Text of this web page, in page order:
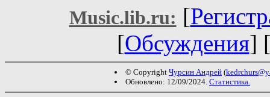
Music.lib.ru: [
[Обсуждения]
© Copyright Чурсин Андрей (
Обновлено: 12/09/2024. Статистика.